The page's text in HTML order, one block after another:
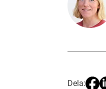
Dela: